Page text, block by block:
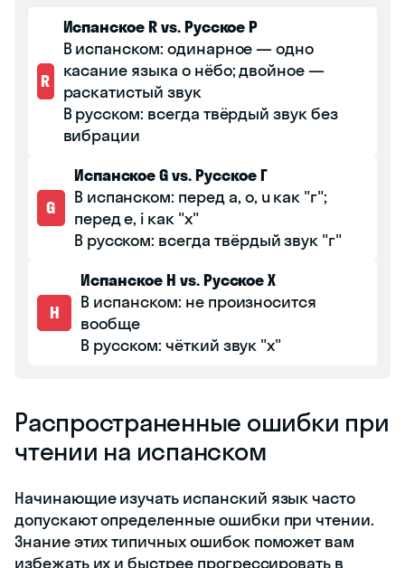
R
Испанское R vs. Русское Р
В испанском: одинарное — одно
касание языка о нёбо; двойное —
раскатистый звук
В русском: всегда твёрдый звук без
вибрации
G
Испанское G vs. Русское Г
В испанском: перед a, o, u как "г";
перед e, i как "х"
В русском: всегда твёрдый звук "г"
H
Испанское H vs. Русское Х
В испанском: не произносится
вообще
В русском: чёткий звук "х"
Распространенные ошибки при
чтении на испанском
Начинающие изучать испанский язык часто
допускают определенные ошибки при чтении.
Знание этих типичных ошибок поможет вам
избежать их и быстрее прогрессировать в